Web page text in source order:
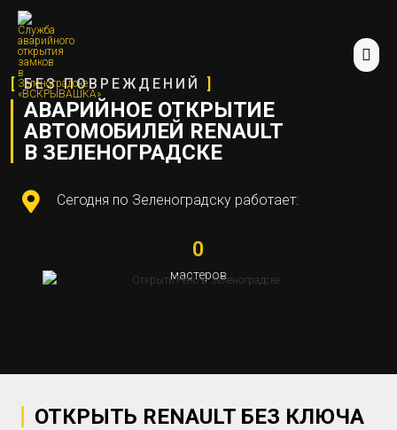
[ БЕЗ ПОВРЕЖДЕНИЙ ]
АВАРИЙНОЕ ОТКРЫТИЕ
АВТОМОБИЛЕЙ RENAULT
В ЗЕЛЕНОГРАДСКЕ
Сегодня по Зеленоградску работает:
0
мастеров
ОТКРЫТЬ RENAULT БЕЗ КЛЮЧА